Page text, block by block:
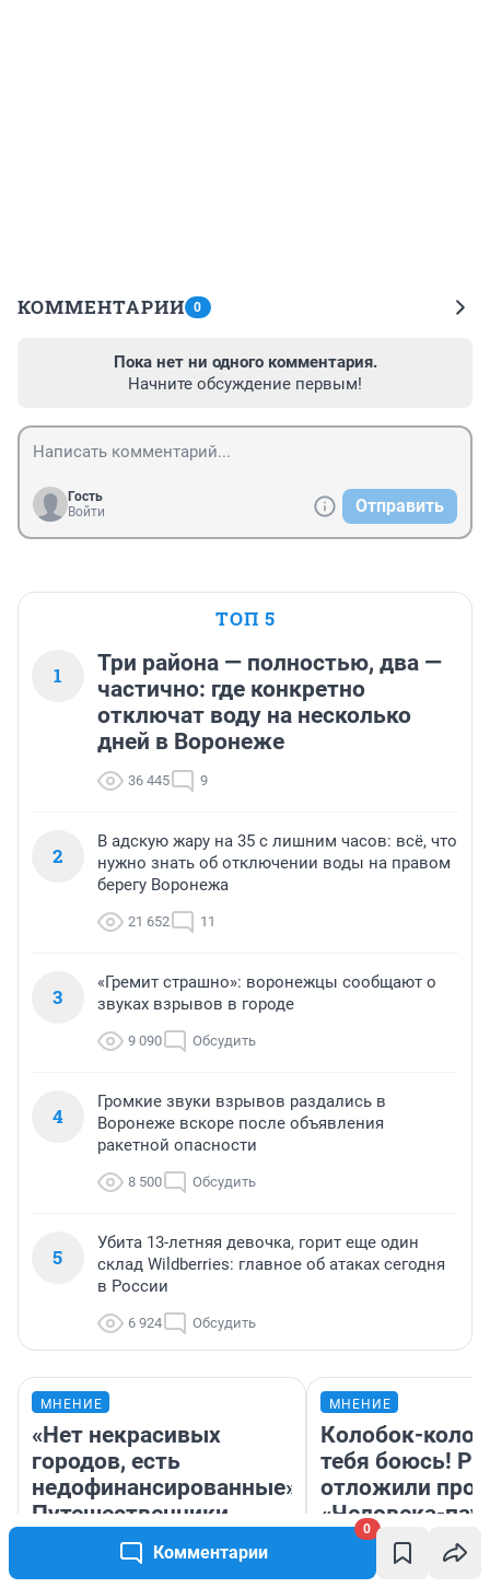
Комментарии
0
КОММЕНТАРИИ 0
Пока нет ни одного комментария.
Начните обсуждение первым!
Гость
Войти
Отправить
ТОП 5
1
Три района — полностью, два —
частично: где конкретно
отключат воду на несколько
дней в Воронеже
36 445 9
2
В адскую жару на 35 с лишним часов: всё, что
нужно знать об отключении воды на правом
берегу Воронежа
21 652 11
3
«Гремит страшно»: воронежцы сообщают о
звуках взрывов в городе
9 090 Обсудить
4
Громкие звуки взрывов раздались в
Воронеже вскоре после объявления
ракетной опасности
8 500 Обсудить
5
Убита 13-летняя девочка, горит еще один
склад Wildberries: главное об атаках сегодня
в России
6 924 Обсудить
МНЕНИЕ
«Нет некрасивых
городов, есть
недофинансированные».
Путешественники
проехали 2000
километров по Уралу на
МНЕНИЕ
Колобок-
тебя боюсь!
отложили
«Человека-
отзыв о
«человека-